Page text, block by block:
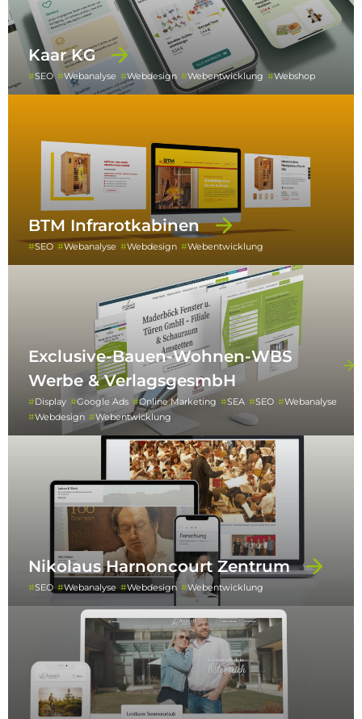
Kaar KG
SEO Webanalyse Webdesign Webentwicklung Webshop
BTM Infrarotkabinen
SEO Webanalyse Webdesign Webentwicklung
Exclusive-Bauen-Wohnen-WBS
Werbe & VerlagsgesmbH
Display Google Ads Online Marketing SEA SEO
Webanalyse
Webdesign
Webentwicklung
Nikolaus Harnoncourt Zentrum
SEO Webanalyse Webdesign Webentwicklung